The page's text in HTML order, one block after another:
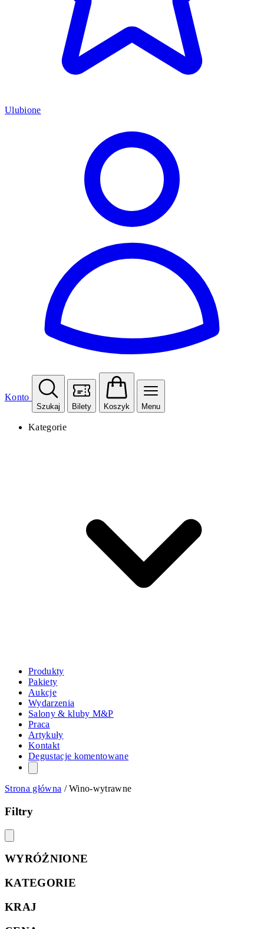
Ulubione
Konto
Szukaj Bilety Koszyk Menu
Kategorie
Produkty
Pakiety
Aukcje
Wydarzenia
Salony & kluby M&P
Praca
Artykuły
Kontakt
Degustacje komentowane
Strona główna /Wino-wytrawne
Filtry
WYRÓŻNIONE
KATEGORIE
KRAJ